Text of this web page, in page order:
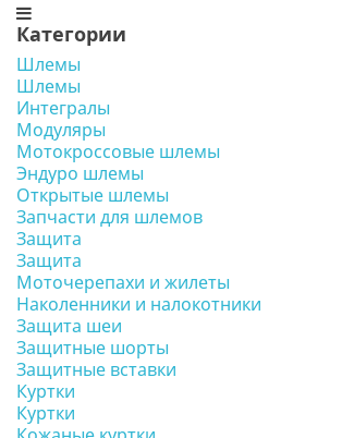
Категории
Шлемы
Шлемы
Интегралы
Модуляры
Мотокроссовые шлемы
Эндуро шлемы
Открытые шлемы
Запчасти для шлемов
Защита
Защита
Моточерепахи и жилеты
Наколенники и налокотники
Защита шеи
Защитные шорты
Защитные вставки
Куртки
Куртки